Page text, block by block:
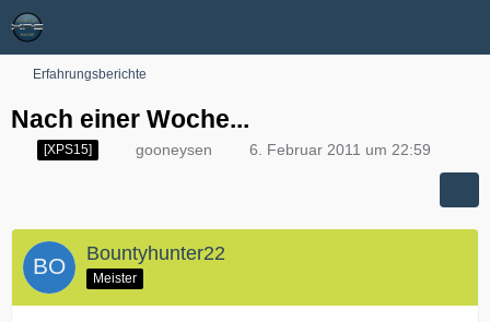
Erfahrungsberichte
Nach einer Woche...
[XPS15] gooneysen 6. Februar 2011 um 22:59
Bountyhunter22
Meister